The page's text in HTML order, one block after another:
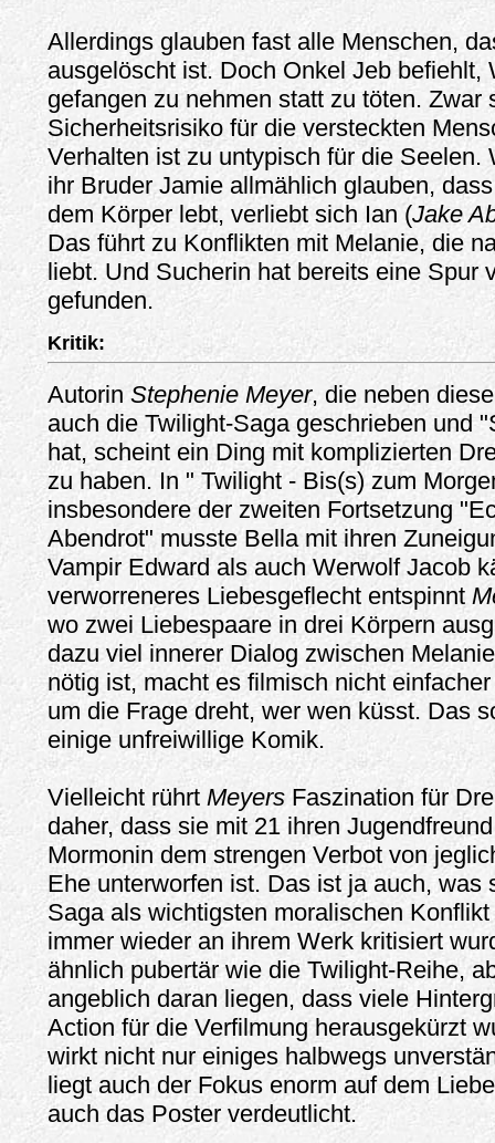
Allerdings glauben fast alle Menschen,
ausgelöscht ist. Doch Onkel Jeb befiehlt,
gefangen zu nehmen statt zu töten. Zwar
Sicherheitsrisiko für die versteckten
Verhalten ist zu untypisch für die Seelen.
ihr Bruder Jamie allmählich glauben,
dem Körper lebt, verliebt sich Ian (Jake
Das führt zu Konflikten mit Melanie, die
liebt. Und Sucherin hat bereits eine Spur
gefunden.
Kritik:
AutorinStephenie Meyer, die neben
auch die Twilight-Saga geschrieben und
hat, scheint ein Ding mit komplizierten
zu haben. In " Twilight - Bis(s) zum
insbesondere der zweiten Fortsetzung
Abendrot" musste Bella mit ihren
Vampir Edward als auch Werwolf Jacob
verworreneres Liebesgeflecht entspinnt
wo zwei Liebespaare in drei Körpern
dazu viel innerer Dialog zwischen
nötig ist, macht es filmisch nicht
um die Frage dreht, wer wen küsst. Das
einige unfreiwillige Komik.
Vielleicht rührt Meyers Faszination für
daher, dass sie mit 21 ihren
Mormonin dem strengen Verbot von
Ehe unterworfen ist. Das ist ja auch, was
Saga als wichtigsten moralischen
immer wieder an ihrem Werk kritisiert
ähnlich pubertär wie die Twilight-Reihe,
angeblich daran liegen, dass viele
Action für die Verfilmung herausgekürzt
wirkt nicht nur einiges halbwegs
liegt auch der Fokus enorm auf dem
auch das Poster verdeutlicht.